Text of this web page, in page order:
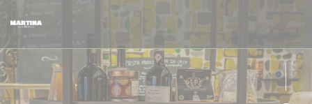
Πίνακας διαχείρισης "Μπισκότων" (Cookies)